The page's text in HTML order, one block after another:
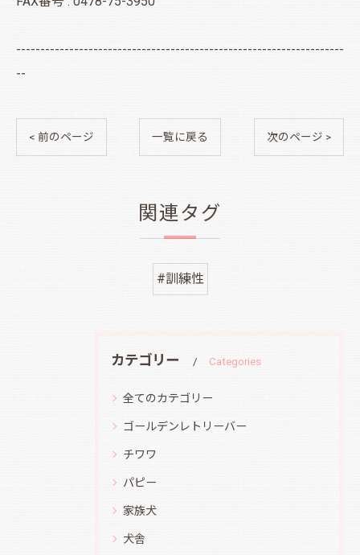
--------------------------------------------------------------------
--
< 前のページ 一覧に戻る 次のページ >
関連タグ
#訓練性
カテゴリー Categories
全てのカテゴリー
ゴールデンレトリーバー
チワワ
パピー
家族犬
犬舎